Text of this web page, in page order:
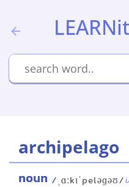
archipelago
noun /ˌɑːkɪˈpeləɡəʊ/